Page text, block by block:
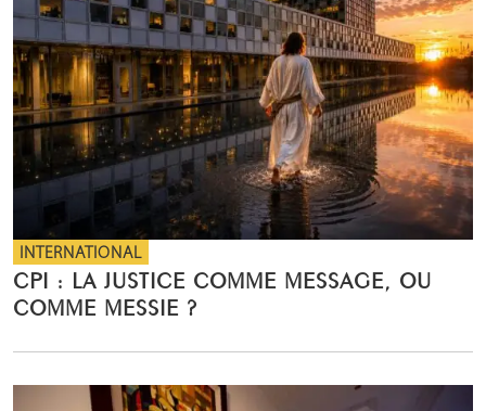
INTERNATIONAL
CPI : LA JUSTICE COMME MESSAGE, OU
COMME MESSIE ?